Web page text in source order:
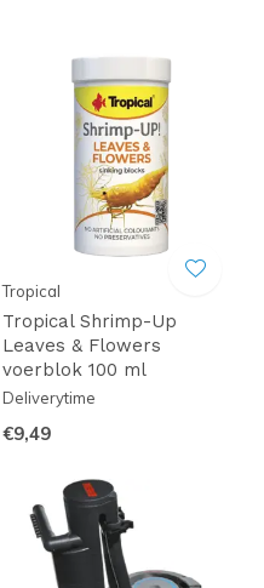
Tropical
Tropical Shrimp-Up
Leaves & Flowers
voerblok 100 ml
Deliverytime
€9,49